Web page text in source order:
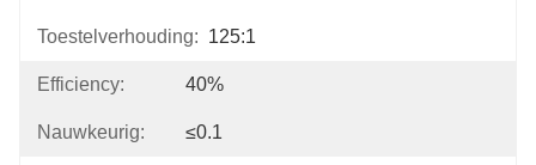
Toestelverhouding: 125:1
Efficiency: 40%
Nauwkeurig: ≤0.1